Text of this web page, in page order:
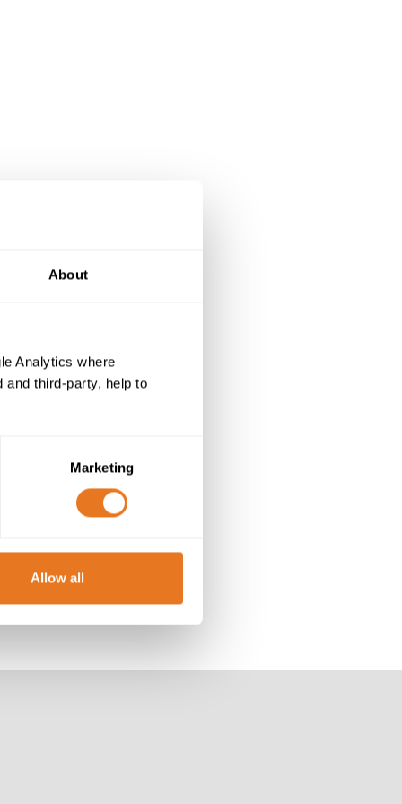
About
Analytics where
and third-party, help to
Marketing
Allow all